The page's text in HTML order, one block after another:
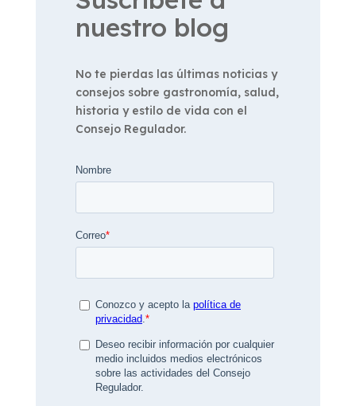
nuestro blog
No te pierdas las últimas noticias y
consejos sobre gastronomía, salud,
historia y estilo de vida con el
Consejo Regulador.